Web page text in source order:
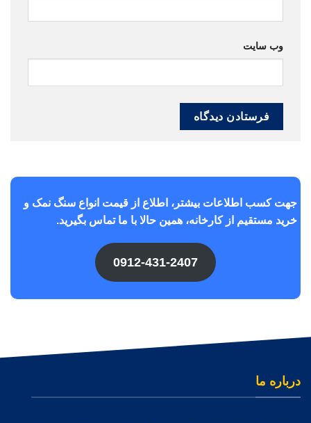
وب‌ سایت
جهت کسب اطلاعات بیشتر، اطلاع از قیمت انواع سنگ نمک و
خرید مستقیم از کارخانه، همین حالا با ما تماس بگیرید.
0912-431-2407
درباره ما